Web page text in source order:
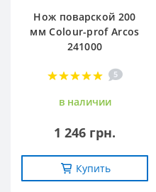
Нож поварской 200
мм Сolour-prof Arcos
241000
5
в наличии
1 246 грн.
Купить